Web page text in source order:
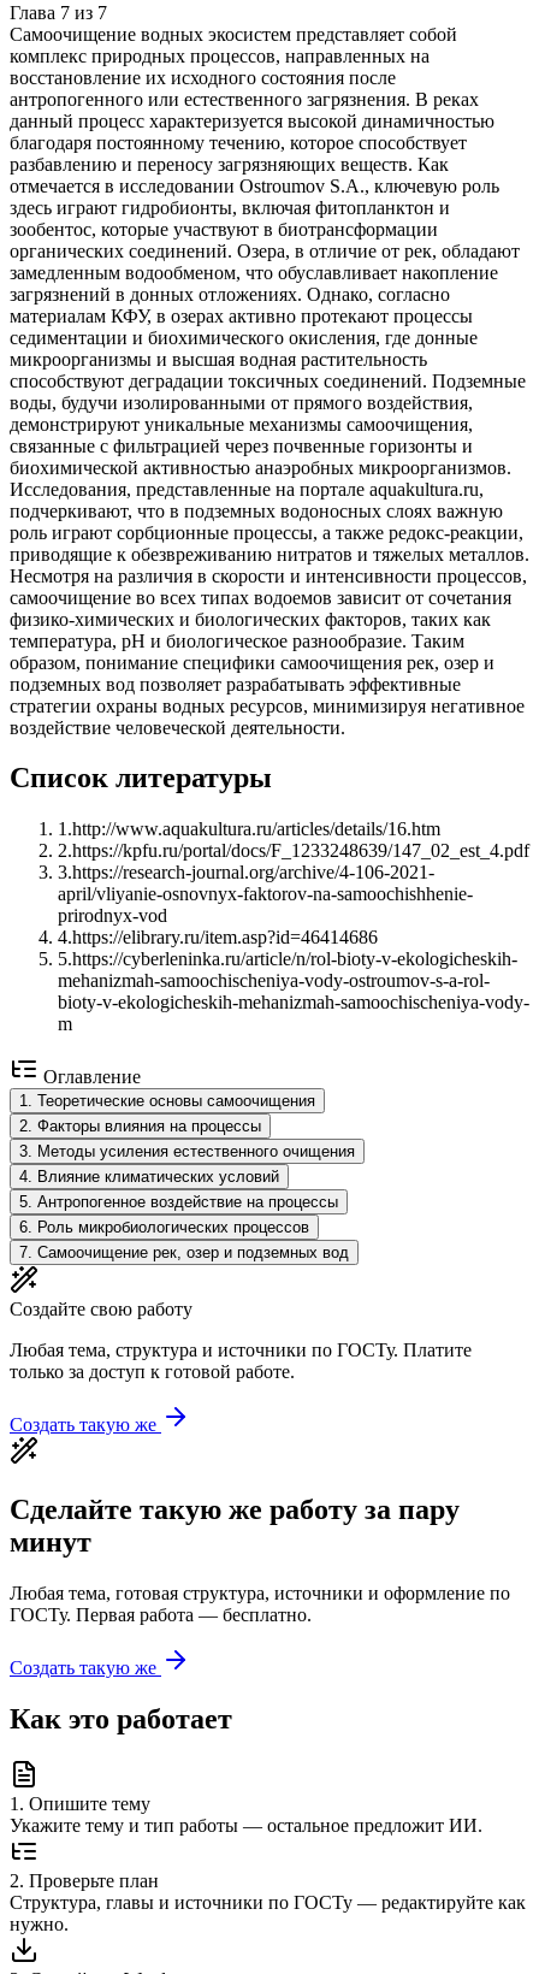
Глава 7 из 7
Самоочищение водных экосистем представляет собой
комплекс природных процессов, направленных на
восстановление их исходного состояния после
антропогенного или естественного загрязнения. В реках
данный процесс характеризуется высокой динамичностью
благодаря постоянному течению, которое способствует
разбавлению и переносу загрязняющих веществ. Как
отмечается в исследовании Ostroumov S.A., ключевую роль
здесь играют гидробионты, включая фитопланктон и
зообентос, которые участвуют в биотрансформации
органических соединений. Озера, в отличие от рек, обладают
замедленным водообменом, что обуславливает накопление
загрязнений в донных отложениях. Однако, согласно
материалам КФУ, в озерах активно протекают процессы
седиментации и биохимического окисления, где донные
микроорганизмы и высшая водная растительность
способствуют деградации токсичных соединений. Подземные
воды, будучи изолированными от прямого воздействия,
демонстрируют уникальные механизмы самоочищения,
связанные с фильтрацией через почвенные горизонты и
биохимической активностью анаэробных микроорганизмов.
Исследования, представленные на портале aquakultura.ru,
подчеркивают, что в подземных водоносных слоях важную
роль играют сорбционные процессы, а также редокс-реакции,
приводящие к обезвреживанию нитратов и тяжелых металлов.
Несмотря на различия в скорости и интенсивности процессов,
самоочищение во всех типах водоемов зависит от сочетания
физико-химических и биологических факторов, таких как
температура, pH и биологическое разнообразие. Таким
образом, понимание специфики самоочищения рек, озер и
подземных вод позволяет разрабатывать эффективные
стратегии охраны водных ресурсов, минимизируя негативное
воздействие человеческой деятельности.
Список литературы
1 .http://www.aquakultura.ru/articles/details/16.htm
2.https://kpfu.ru/portal/docs/F_1233248639/147_02_est_4.pdf
3.https://research-journal.org/archive/4-106-2021-
april/vliyanie-osnovnyx-faktorov-na-samoochishhenie-
prirodnyx-vod
4.https://elibrary.ru/item.asp?id=46414686
5.https://cyberleninka.ru/article/n/rol-bioty-v-ekologicheskih-
mehanizmah-samoochischeniya-vody-ostroumov-s-a-rol-
bioty-v-ekologicheskih-mehanizmah-samoochischeniya-vody-
m
Оглавление
1. Теоретические основы самоочищения
2. Факторы влияния на процессы
3. Методы усиления естественного очищения
4. Влияние климатических условий
5. Антропогенное воздействие на процессы
6. Роль микробиологических процессов
7. Самоочищение рек, озер и подземных вод
Создайте свою работу
Любая тема, структура и источники по ГОСТу. Платите
только за доступ к готовой работе.
Создать такую же
Сделайте такую же работу за пару
минут
Любая тема, готовая структура, источники и оформление по
ГОСТу. Первая работа — бесплатно.
Создать такую же
Как это работает
1 . Опишите тему
Укажите тему и тип работы — остальное предложит ИИ.
2. Проверьте план
Структура, главы и источники по ГОСТу — редактируйте как
нужно.